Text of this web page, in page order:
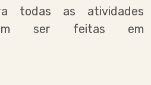
todas as atividades
ser feitas em